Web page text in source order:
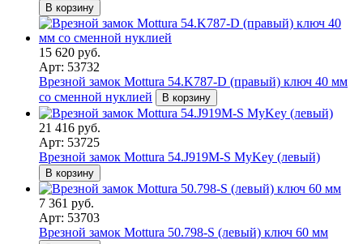
В корзину
15 620 руб.
Арт: 53732
Врезной замок Mottura 54.K787-D (правый) ключ 40 мм
со сменной нуклией
В корзину
21 416 руб.
Арт: 53725
Врезной замок Mottura 54.J919M-S MyKey (левый)
В корзину
7 361 руб.
Арт: 53703
Врезной замок Mottura 50.798-S (левый) ключ 60 мм